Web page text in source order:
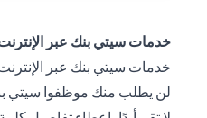
خدمات سيتي بنك عبر
خدمات سيتي بنك عبر
لن يطلب منك موظفوا سيتي